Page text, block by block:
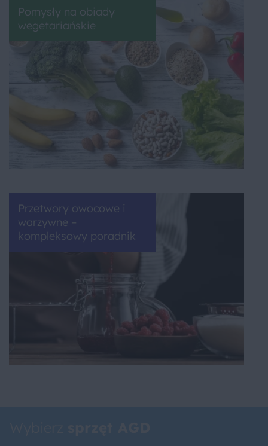
Pomysły na obiady
wegetariańskie
Przetwory owocowe i
warzywne –
kompleksowy poradnik